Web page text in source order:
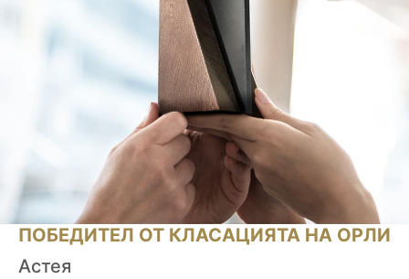
ПОБЕДИТЕЛ ОТ КЛАСАЦИЯТА НА ОРЛИ
Астея